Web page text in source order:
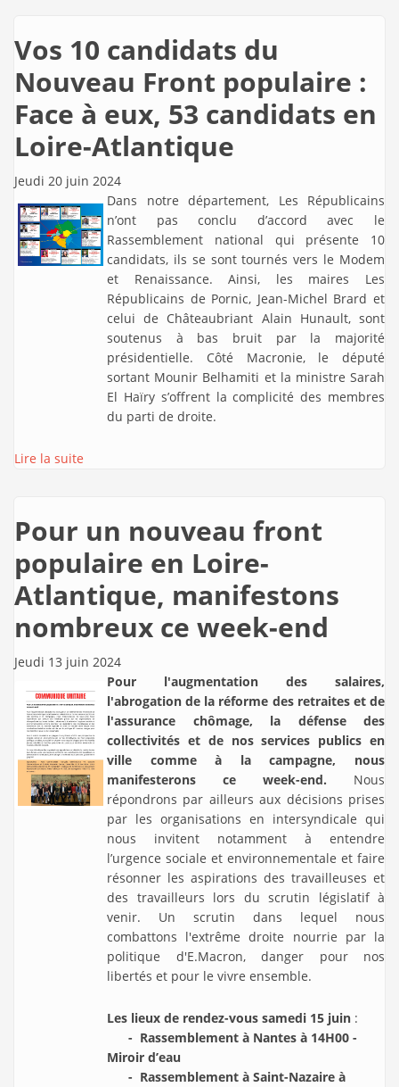
Vos 10 candidats du
Nouveau Front populaire :
Face à eux, 53 candidats en
Loire-Atlantique
Jeudi 20 juin 2024
Dans notre département, Les Républicains
n’ont pas conclu d’accord avec le
Rassemblement national qui présente 10
candidats, ils se sont tournés vers le Modem
et Renaissance. Ainsi, les maires Les
Républicains de Pornic, Jean-Michel Brard et
celui de Châteaubriant Alain Hunault, sont
soutenus à bas bruit par la majorité
présidentielle. Côté Macronie, le député
sortant Mounir Belhamiti et la ministre Sarah
El Haïry s’offrent la complicité des membres
du parti de droite.
Lire la suite
Pour un nouveau front
populaire en Loire-
Atlantique, manifestons
nombreux ce week-end
Jeudi 13 juin 2024
Pour l'augmentation des salaires,
l'abrogation de la réforme des retraites et de
l'assurance chômage, la défense des
collectivités et de nos services publics en
ville comme à la campagne, nous
manifesterons ce week-end. Nous
répondrons par ailleurs aux décisions prises
par les organisations en intersyndicale qui
nous invitent notamment à entendre
l’urgence sociale et environnementale et faire
résonner les aspirations des travailleuses et
des travailleurs lors du scrutin législatif à
venir. Un scrutin dans lequel nous
combattons l'extrême droite nourrie par la
politique d'E.Macron, danger pour nos
libertés et pour le vivre ensemble.
Les lieux de rendez-vous samedi 15 juin :
- Rassemblement à Nantes à 14H00 -
Miroir d’eau
- Rassemblement à Saint-Nazaire à